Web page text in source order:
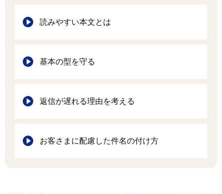
読みやすい本文とは
基本の型を守る
返信が遅れる理由を考える
お客さまに配慮した件名の付け方